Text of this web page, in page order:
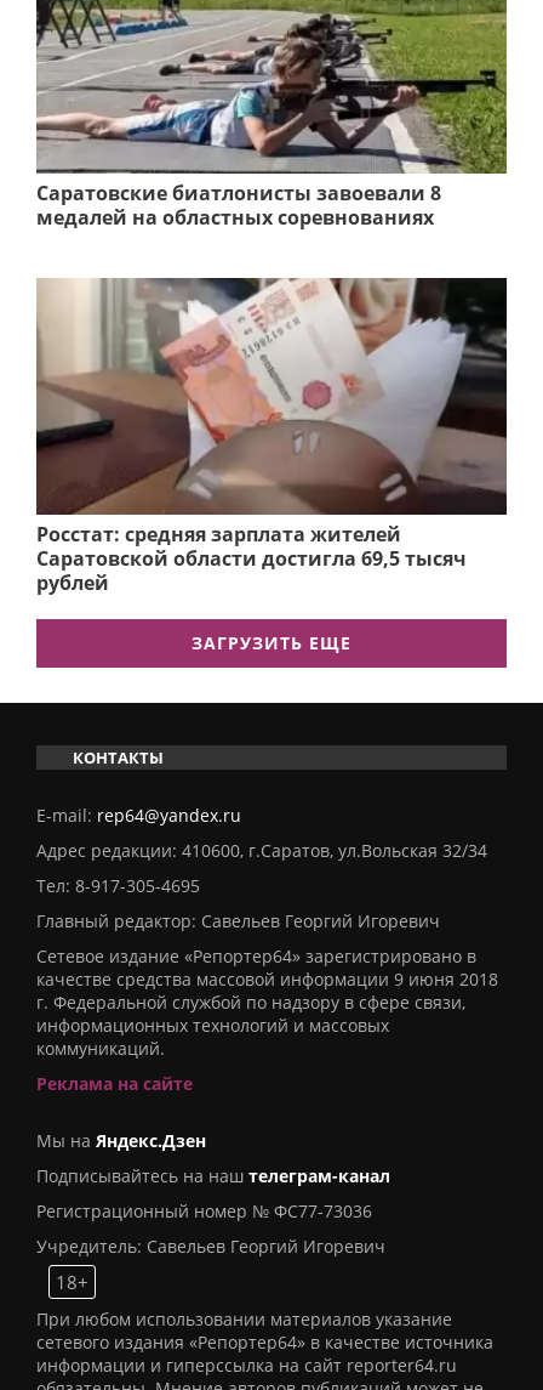
Саратовские биатлонисты завоевали 8
медалей на областных соревнованиях
Росстат: средняя зарплата жителей
Саратовской области достигла 69,5 тысяч
рублей
ЗАГРУЗИТЬ ЕЩЕ
КОНТАКТЫ
E-mail: rep64@yandex.ru
Адрес редакции: 410600, г.Саратов, ул.Вольская 32/34
Тел: 8-917-305-4695
Главный редактор: Савельев Георгий Игоревич
Сетевое издание «Репортер64» зарегистрировано в
качестве средства массовой информации 9 июня 2018
г. Федеральной службой по надзору в сфере связи,
информационных технологий и массовых
коммуникаций.
Реклама на сайте
Мы на Яндекс.Дзен
Подписывайтесь на наш телеграм-канал
Регистрационный номер № ФС77-73036
Учредитель: Савельев Георгий Игоревич
18+
При любом использовании материалов указание
сетевого издания «Репортер64» в качестве источника
информации и гиперссылка на сайт reporter64.ru